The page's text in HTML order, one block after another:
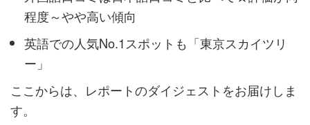
程度～やや高い傾向
英語での人気No.1スポットも「東京スカイツリ
ー」
ここからは、レポートのダイジェストをお届けしま
す。